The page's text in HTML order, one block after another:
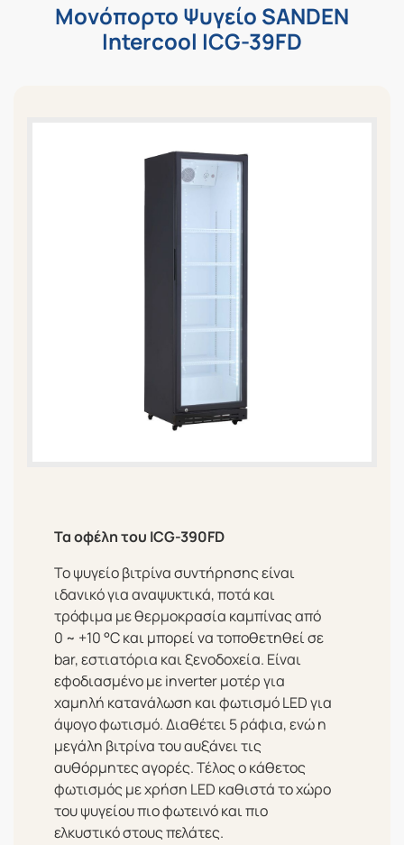
Μονόπορτο Ψυγείο SANDEN
Intercool ICG-39FD
Τα οφέλη του ICG-390FD
Το ψυγείο βιτρίνα συντήρησης είναι
ιδανικό για αναψυκτικά, ποτά και
τρόφιμα με θερμοκρασία καμπίνας από
0 ~ +10 °C και μπορεί να τοποθετηθεί σε
bar, εστιατόρια και ξενοδοχεία. Είναι
εφοδιασμένο με inverter μοτέρ για
χαμηλή κατανάλωση και φωτισμό LED για
άψογο φωτισμό. Διαθέτει 5 ράφια, ενώ η
μεγάλη βιτρίνα του αυξάνει τις
αυθόρμητες αγορές. Τέλος ο κάθετος
φωτισμός με χρήση LED καθιστά το χώρο
του ψυγείου πιο φωτεινό και πιο
ελκυστικό στους πελάτες.